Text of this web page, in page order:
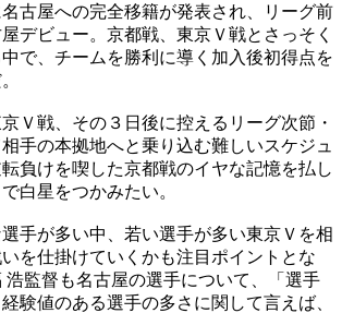
古屋への完全移籍が発表され、リーグ前
デビュー。京都戦、東京Ｖ戦とさっそく
で、チームを勝利に導く加入後初得点を
Ｖ戦、その３日後に控えるリーグ次節・
手の本拠地へと乗り込む難しいスケジュ
負けを喫した京都戦のイヤな記憶を払し
白星をつかみたい。
手が多い中、若い選手が多い東京Ｖを相
を仕掛けていくかも注目ポイントとな
浩監督も名古屋の選手について、「選手
験値のある選手の多さに関して言えば、